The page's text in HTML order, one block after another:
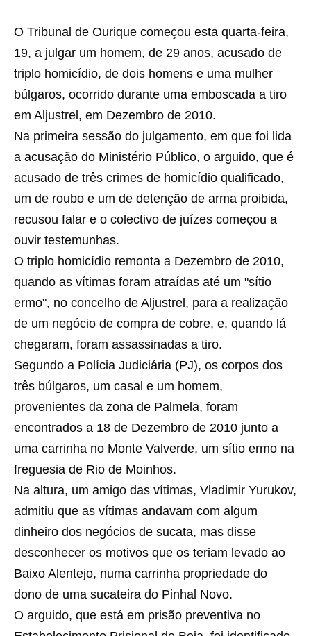
O Tribunal de Ourique começou esta quarta-feira,
19, a julgar um homem, de 29 anos, acusado de
triplo homicídio, de dois homens e uma mulher
búlgaros, ocorrido durante uma emboscada a tiro
em Aljustrel, em Dezembro de 2010.
Na primeira sessão do julgamento, em que foi lida
a acusação do Ministério Público, o arguido, que é
acusado de três crimes de homicídio qualificado,
um de roubo e um de detenção de arma proibida,
recusou falar e o colectivo de juízes começou a
ouvir testemunhas.
O triplo homicídio remonta a Dezembro de 2010,
quando as vítimas foram atraídas até um "sítio
ermo", no concelho de Aljustrel, para a realização
de um negócio de compra de cobre, e, quando lá
chegaram, foram assassinadas a tiro.
Segundo a Polícia Judiciária (PJ), os corpos dos
três búlgaros, um casal e um homem,
provenientes da zona de Palmela, foram
encontrados a 18 de Dezembro de 2010 junto a
uma carrinha no Monte Valverde, um sítio ermo na
freguesia de Rio de Moinhos.
Na altura, um amigo das vítimas, Vladimir Yurukov,
admitiu que as vítimas andavam com algum
dinheiro dos negócios de sucata, mas disse
desconhecer os motivos que os teriam levado ao
Baixo Alentejo, numa carrinha propriedade do
dono de uma sucateira do Pinhal Novo.
O arguido, que está em prisão preventiva no